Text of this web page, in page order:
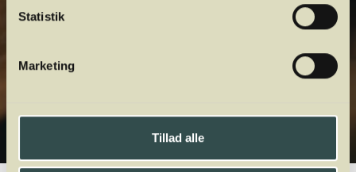
Statistik
Marketing
Tillad alle